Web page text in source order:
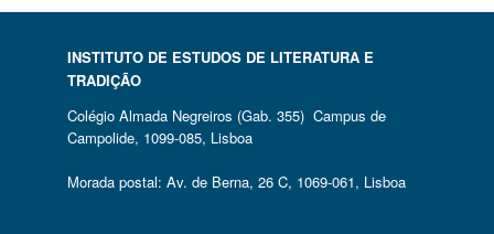
INSTITUTO DE ESTUDOS DE LITERATURA E
TRADIÇÃO
Colégio Almada Negreiros (Gab. 355) Campus de
Campolide, 1099-085, Lisboa
Morada postal: Av. de Berna, 26 C, 1069-061, Lisboa